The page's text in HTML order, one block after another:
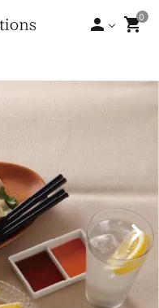
person 0
shopping_cart
録